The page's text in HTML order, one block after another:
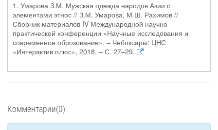
1. Умарова З.М. Мужская одежда народов Азии с
элементами этнос // З.М. Умарова, М.Ш. Рахимов //
Сборник материалов IV Международной научно-
практической конференции «Научные исследования и
современное оброзование». – Чебоксары: ЦНС
«Интерактив плюс», 2018. – С. 27–29.
Комментарии(0)